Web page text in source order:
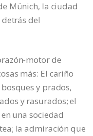
Münich, la ciudad
del
motor de
más: El cariño
y prados,
y rasurados; el
una sociedad
la admiración que